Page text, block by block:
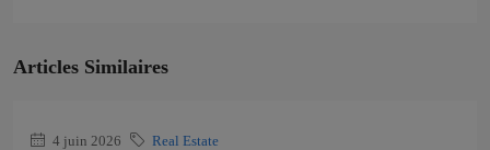
Articles Similaires
4 juin 2026 Real Estate